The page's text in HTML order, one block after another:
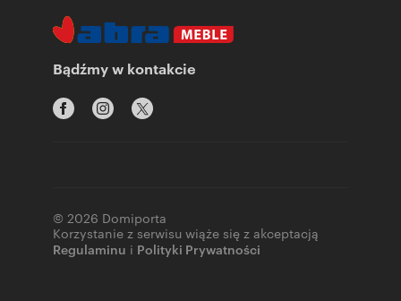
Bądźmy w kontakcie
© 2026 Domiporta
Korzystanie z serwisu wiąże się z akceptacją
Regulaminu i Polityki Prywatności